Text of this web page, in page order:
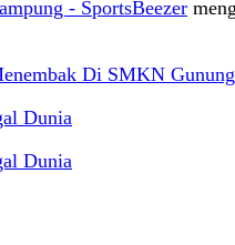
- SportsBeezer
Di SMKN
Dunia
Dunia